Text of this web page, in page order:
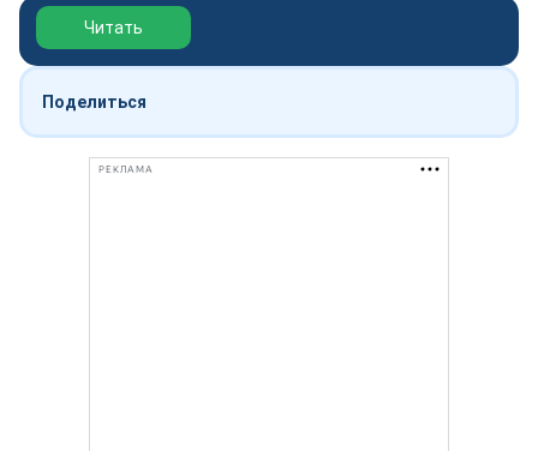
Читать
Поделиться
РЕКЛАМА